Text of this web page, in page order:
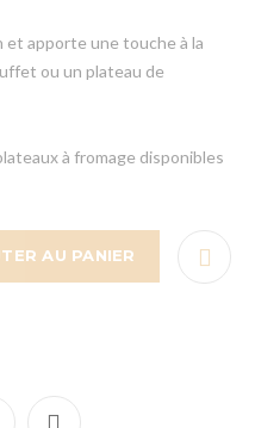
et apporte une touche à la
ou un plateau de
à fromage disponibles
AU PANIER